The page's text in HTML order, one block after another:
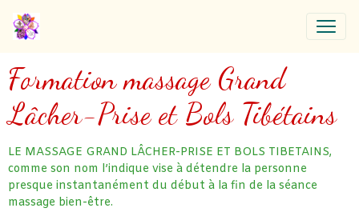
Formation massage Grand
Lâcher-Prise et Bols Tibétains
LE MASSAGE GRAND LÂCHER-PRISE ET BOLS TIBETAINS,
comme son nom l’indique vise à détendre la personne
presque instantanément du début à la fin de la séance
massage bien-être.